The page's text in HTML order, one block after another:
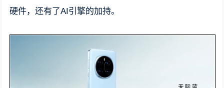
硬件，还有了AI引擎的加持。